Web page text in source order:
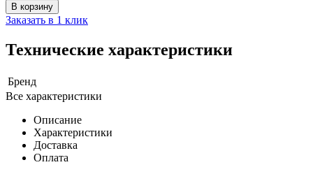
Заказать в 1 клик
Технические характеристики
Бренд
Все характеристики
Описание
Характеристики
Доставка
Оплата